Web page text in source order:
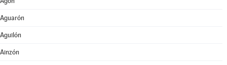
Aguarón
Aguilón
Ainzón